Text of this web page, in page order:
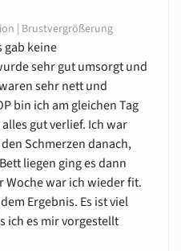
| Brustvergrößerung
gab keine
sehr gut umsorgt und
sehr nett und
bin ich am gleichen Tag
gut verlief. Ich war
Schmerzen danach,
liegen ging es dann
Woche war ich wieder fit.
Ergebnis. Es ist viel
ich es mir vorgestellt